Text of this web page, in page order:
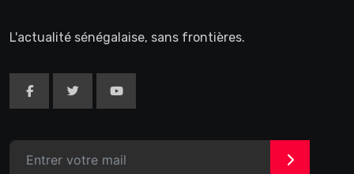
L'actualité sénégalaise, sans frontières.
>